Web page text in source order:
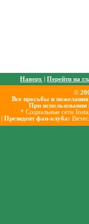
Наверх |Перейти на
©
Все просьбы и
При использовании
* Социальные сети
| Президент фан-клуба: